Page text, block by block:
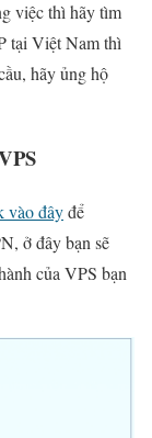
việc thì hãy tìm
tại Việt Nam thì
hãy ủng hộ
vào đâyđể
ở đây bạn sẽ
của VPS bạn